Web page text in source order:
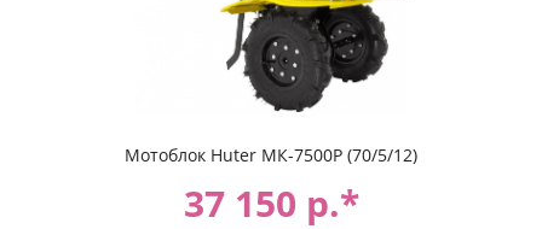
Мотоблок Huter МК-7500P (70/5/12)
37 150 р.*